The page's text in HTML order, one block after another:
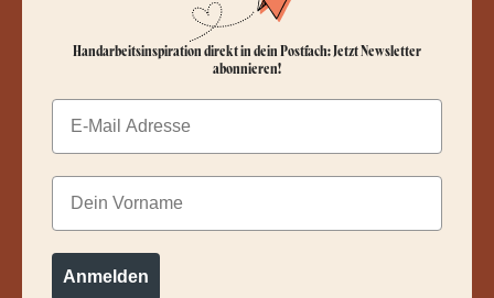
Handarbeitsinspiration direkt in dein Postfach: Jetzt Newsletter
abonnieren!
Email
Dein Vorname
Anmelden